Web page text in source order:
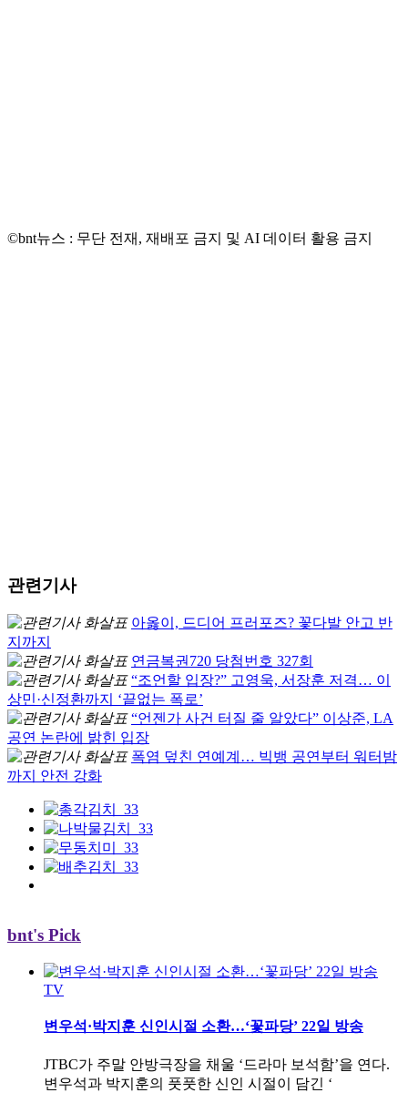
©bnt뉴스 : 무단 전재, 재배포 금지 및 AI 데이터 활용 금지
관련기사
아옳이, 드디어 프러포즈? 꽃다발 안고 반
지까지
연금복권720 당첨번호 327회
“조언할 입장?” 고영욱, 서장훈 저격… 이
상민·신정환까지 ‘끝없는 폭로’
“언젠가 사건 터질 줄 알았다” 이상준, LA
공연 논란에 밝힌 입장
폭염 덮친 연예계… 빅뱅 공연부터 워터밤
까지 안전 강화
bnt's Pick
TV
변우석·박지훈 신인시절 소환…‘꽃파당’ 22일 방송
JTBC가 주말 안방극장을 채울 ‘드라마 보석함’을 연다.
변우석과 박지훈의 풋풋한 신인 시절이 담긴 ‘